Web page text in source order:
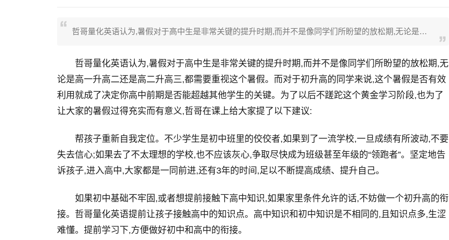
哲哥量化英语认为,暑假对于高中生是非常关键的提升时期,而并不是像同学们所盼望的放松期,无论是…
哲哥量化英语认为,暑假对于高中生是非常关键的提升时期,而并不是像同学们所盼望的放松期,无
论是高一升高二还是高二升高三,都需要重视这个暑假。而对于初升高的同学来说,这个暑假是否有效
利用就成了决定你高中前期是否能超越其他学生的关键。为了以后不蹉跎这个黄金学习阶段,也为了
让大家的暑假过得充实而有意义,哲哥在课上给大家提了以下建议:
帮孩子重新自我定位。不少学生是初中班里的佼佼者,如果到了一流学校,一旦成绩有所波动,不要
失去信心;如果去了不太理想的学校,也不应该灰心,争取尽快成为班级甚至年级的“领跑者”。坚定地告
诉孩子,进入高中,大家都是一同前进,还有3年的时间,足以不断提高成绩、提升自己。
如果初中基础不牢固,或者想提前接触下高中知识,如果家里条件允许的话,不妨做一个初升高的衔
接。哲哥量化英语提前让孩子接触高中的知识点。高中知识和初中知识是不相同的,且知识点多,生涩
难懂。提前学习下,方便做好初中和高中的衔接。